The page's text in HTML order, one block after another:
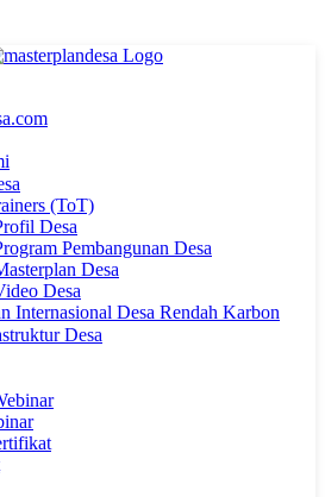
(ToT)
Desa
Pembangunan Desa
Desa
Desa
Internasional Desa Rendah Karbon
Desa